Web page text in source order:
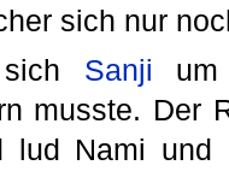
sich nur
Sanji um
musste. Der
lud Nami und